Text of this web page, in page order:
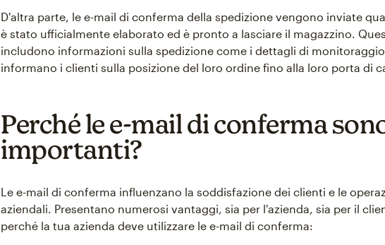
D'altra parte, le e-mail di conferma della spedizione vengono inviate
è stato ufficialmente elaborato ed è pronto a lasciare il magazzino.
includono informazioni sulla spedizione come i dettagli di
informano i clienti sulla posizione del loro ordine fino alla loro porta di
Perché le e-mail di conferma
importanti?
Le e-mail di conferma influenzano la soddisfazione dei clienti e le
aziendali. Presentano numerosi vantaggi, sia per l'azienda, sia per il
perché la tua azienda deve utilizzare le e-mail di conferma: